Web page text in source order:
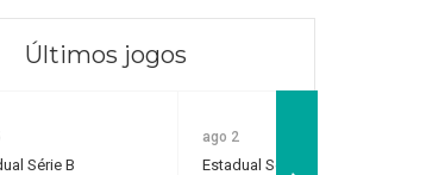
Últimos jogos
Série B
ago 2
Estadual Série B